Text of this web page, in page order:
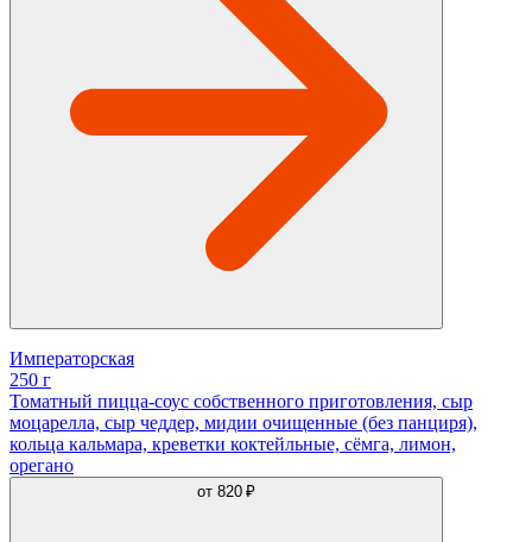
Императорская
250 г
Томатный пицца-соус собственного приготовления, сыр
моцарелла, сыр чеддер, мидии очищенные (без панциря),
кольца кальмара, креветки коктейльные, сёмга, лимон,
орегано
от 820 ₽